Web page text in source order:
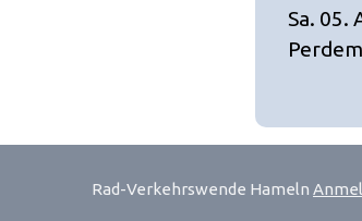
Sa. 05.
Rad-Verkehrswende Hameln